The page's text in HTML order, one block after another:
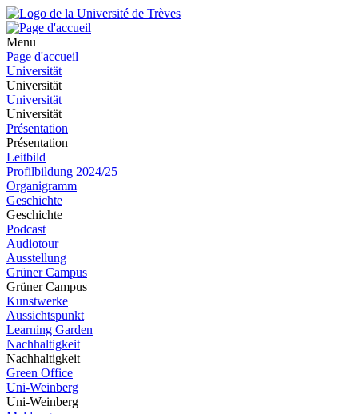
Menu
Page d'accueil
Universität
Universität
Universität
Universität
Présentation
Présentation
Leitbild
Profilbildung 2024/25
Organigramm
Geschichte
Geschichte
Podcast
Audiotour
Ausstellung
Grüner Campus
Grüner Campus
Kunstwerke
Aussichtspunkt
Learning Garden
Nachhaltigkeit
Nachhaltigkeit
Green Office
Uni-Weinberg
Uni-Weinberg